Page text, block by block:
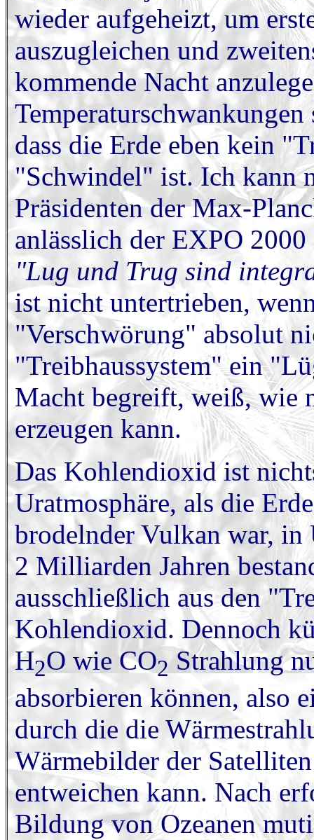
wieder aufgeheizt, um
auszugleichen und
kommende Nacht
dass die Erde eben kein
"Schwindel" ist. Ich kann
Präsidenten der Max-
anlässlich der EXPO
"Lug und Trug sind
ist nicht untertrieben,
"Verschwörung" absolut
"Treibhaussystem" ein
Macht begreift, weiß, wie
erzeugen kann.
Das Kohlendioxid ist
Uratmosphäre, als die
brodelnder Vulkan war, in
2 Milliarden Jahren
ausschließlich aus den
Kohlendioxid. Dennoch
H2O wie CO2Strahlung
absorbieren können, also
durch die die
Wärmebilder der
entweichen kann. Nach
Bildung von Ozeanen